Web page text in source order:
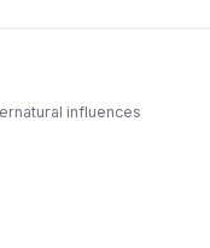
influences